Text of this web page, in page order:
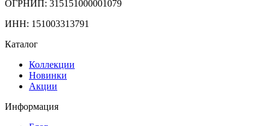
ОГРНИП: 315151000001079
ИНН: 151003313791
Каталог
Коллекции
Новинки
Акции
Информация